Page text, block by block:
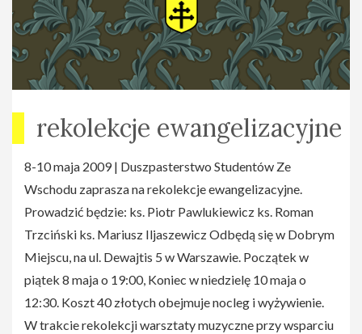
rekolekcje ewangelizacyjne
8-10 maja 2009 | Duszpasterstwo Studentów Ze
Wschodu zaprasza na rekolekcje ewangelizacyjne.
Prowadzić będzie: ks. Piotr Pawlukiewicz ks. Roman
Trzciński ks. Mariusz Iljaszewicz Odbędą się w Dobrym
Miejscu, na ul. Dewajtis 5 w Warszawie. Początek w
piątek 8 maja o 19:00, Koniec w niedzielę 10 maja o
12:30. Koszt 40 złotych obejmuje nocleg i wyżywienie.
W trakcie rekolekcji warsztaty muzyczne przy wsparciu